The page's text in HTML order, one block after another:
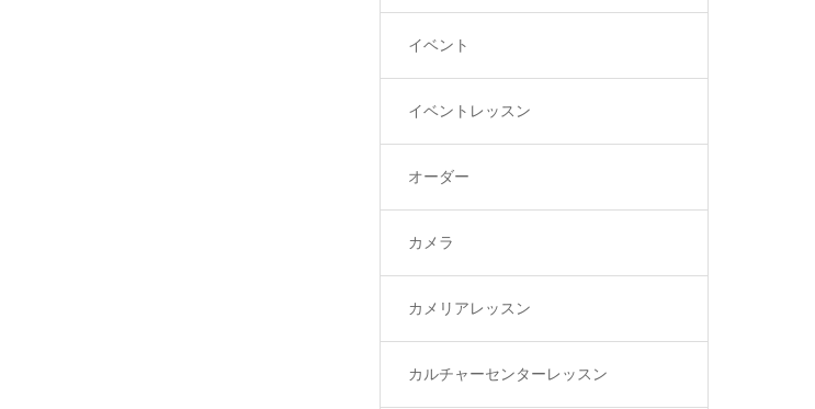
イベント
イベントレッスン
オーダー
カメラ
カメリアレッスン
カルチャーセンターレッスン